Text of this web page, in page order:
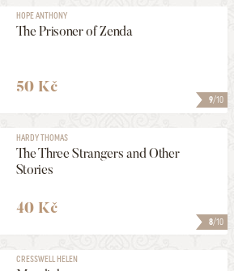
9/10
HOPE ANTHONY
The Prisoner of Zenda
50 Kč
8/10
HARDY THOMAS
The Three Strangers and Other
Stories
40 Kč
CRESSWELL HELEN